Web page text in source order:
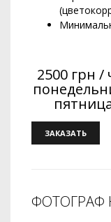
2500 грн /
ЗАКАЗАТЬ
ФОТОГРАФ